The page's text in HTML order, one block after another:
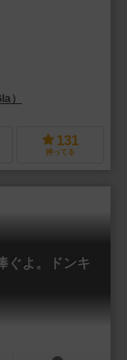
）
131
持ってる
ぐよ。ドンキ